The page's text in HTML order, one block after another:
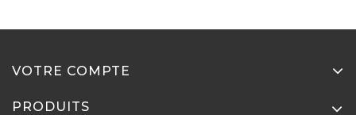
VOTRE COMPTE
PRODUITS